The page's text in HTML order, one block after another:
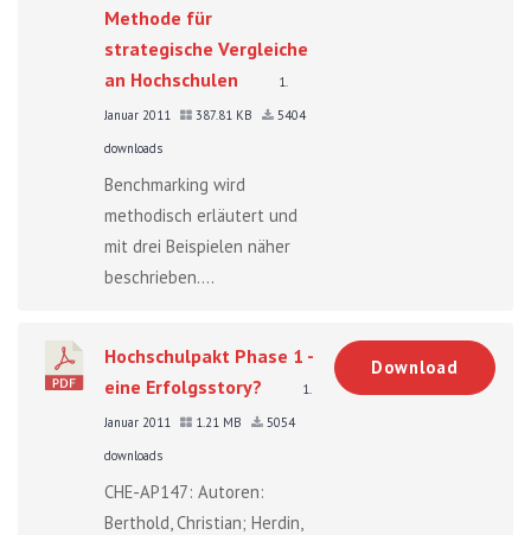
Methode für
strategische Vergleiche
an Hochschulen
1.
Januar 2011
387.81 KB
5404
downloads
Benchmarking wird
methodisch erläutert und
mit drei Beispielen näher
beschrieben....
Hochschulpakt Phase 1 -
eine Erfolgsstory?
1.
Januar 2011
1.21 MB
5054
downloads
CHE-AP147: Autoren:
Berthold, Christian; Herdin,
Download